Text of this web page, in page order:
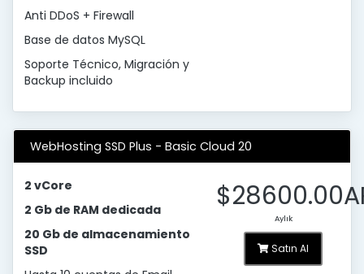
Anti DDoS + Firewall
Base de datos MySQL
Soporte Técnico, Migración y
Backup incluido
WebHosting SSD Plus - Basic Cloud 20
2 vCore
2 Gb de RAM dedicada
20 Gb de almacenamiento
SSD
Aylık
Satın Al